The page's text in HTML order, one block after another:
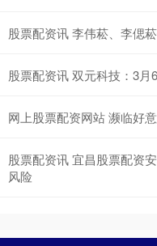
股票配资讯 李伟菘、李偲
股票配资讯 双元科技：3
网上股票配资网站 濒临好
股票配资讯 宜昌股票配资
风险